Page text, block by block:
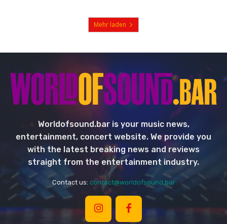
Mehr laden
Worldofsound.bar is your music news,
entertainment, concert website. We provide you
with the latest breaking news and reviews
straight from the entertainment industry.
Contact us: contact@worldofsound.bar